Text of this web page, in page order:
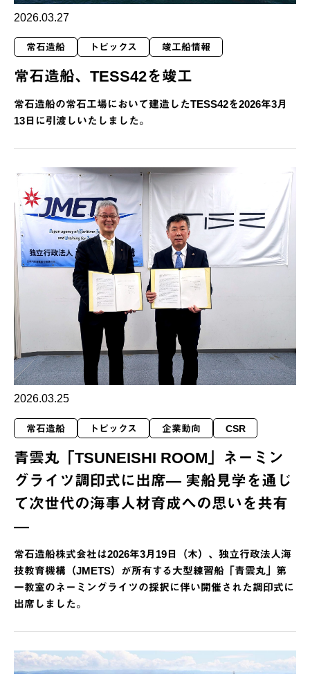
2026.03.27
常石造船 トピックス 竣工船情報
常石造船、TESS42を竣工
常石造船の常石工場において建造したTESS42を2026年3月
13日に引渡しいたしました。
2026.03.25
常石造船 トピックス 企業動向 CSR
青雲丸「TSUNEISHI ROOM」ネーミン
グライツ調印式に出席— 実船見学を通じ
て次世代の海事人材育成への思いを共有
—
常石造船株式会社は2026年3月19日（木）、独立行政法人海
技教育機構（JMETS）が所有する大型練習船「青雲丸」第
一教室のネーミングライツの採択に伴い開催された調印式に
出席しました。